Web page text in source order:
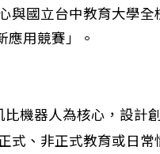
與國立台中教育大學
用競賽」。
比機器人為核心，設計
式、非正式教育或日常